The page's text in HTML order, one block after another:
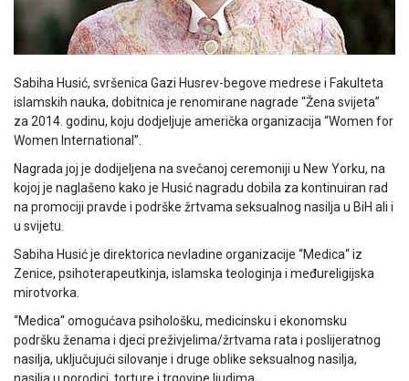
Sabiha Husić, svršenica Gazi Husrev-begove medrese i Fakulteta
islamskih nauka, dobitnica je renomirane nagrade “Žena svijeta”
za 2014. godinu, koju dodjeljuje američka organizacija “Women for
Women International”.
Nagrada joj je dodijeljena na svečanoj ceremoniji u New Yorku, na
kojoj je naglašeno kako je Husić nagradu dobila za kontinuiran rad
na promociji pravde i podrške žrtvama seksualnog nasilja u BiH ali i
u svijetu.
Sabiha Husić je direktorica nevladine organizacije “Medica“ iz
Zenice, psihoterapeutkinja, islamska teologinja i međureligijska
mirotvorka.
“Medica“ omogućava psihološku, medicinsku i ekonomsku
podršku ženama i djeci preživjelima/žrtvama rata i poslijeratnog
nasilja, uključujući silovanje i druge oblike seksualnog nasilja,